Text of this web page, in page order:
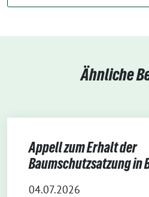
Ähnliche
Appell zum Erhalt der
Baumschutzsatzung in
04.07.2026